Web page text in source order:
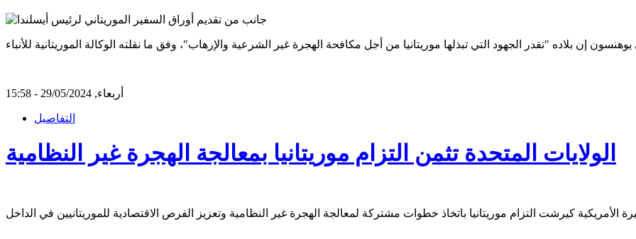
أربعاء, 29/05/2024 - 15:58
التفاصيل
الولايات المتحدة تثمن التزام موريتانيا بمعالجة الهجرة غير النظامية